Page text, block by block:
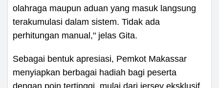
olahraga maupun aduan yang masuk langsung
terakumulasi dalam sistem. Tidak ada
perhitungan manual," jelas Gita.
Sebagai bentuk apresiasi, Pemkot Makassar
menyiapkan berbagai hadiah bagi peserta
dengan poin tertinggi, mulai dari jersey eksklusif,